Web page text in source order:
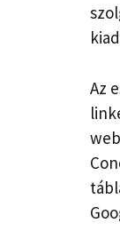
Az